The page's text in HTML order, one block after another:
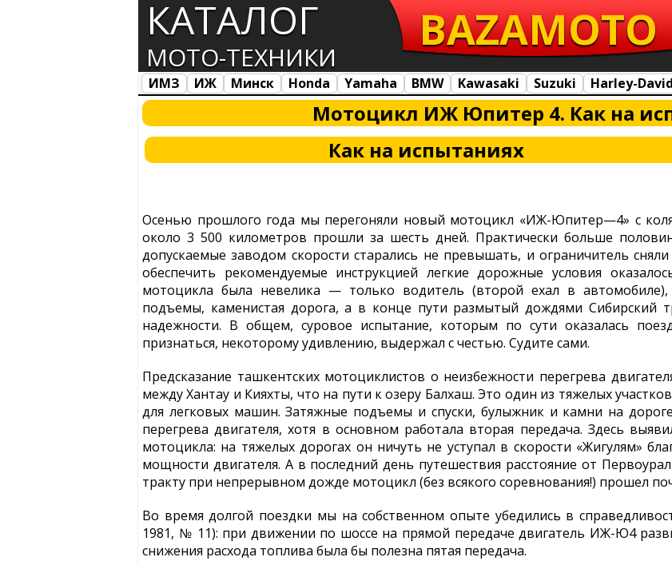
КАТАЛОГ
МОТО-ТЕХНИКИ
BAZAMOTO
ИМЗ ИЖ Минск Honda Yamaha BMW Kawasaki Suzuki Harley-
Все марки
Загрузка...
Мотоцикл ИЖ Юпитер 4. Как на
Как на испытаниях
Осенью прошлого года мы перегоняли новый мотоцикл «ИЖ-Юпитер—4» с
около 3 500 километров прошли за шесть дней. Практически больше
допускаемые заводом скорости старались не превышать, и ограничитель
обеспечить рекомендуемые инструкцией легкие дорожные условия
мотоцикла была невелика — только водитель (второй ехал в автомобиле),
подъемы, каменистая дорога, а в конце пути размытый дождями Сибирский
надежности. В общем, суровое испытание, которым по сути оказалась
признаться, некоторому удивлению, выдержал с честью. Судите сами.
Предсказание ташкентских мотоциклистов о неизбежности перегрева
между Хантау и Кияхты, что на пути к озеру Балхаш. Это один из тяжелых
для легковых машин. Затяжные подъемы и спуски, булыжник и камни на
перегрева двигателя, хотя в основном работала вторая передача. Здесь
мотоцикла: на тяжелых дорогах он ничуть не уступал в скорости «Жигулям»
мощности двигателя. А в последний день путешествия расстояние от
тракту при непрерывном дожде мотоцикл (без всякого соревнования!) прошел
Во время долгой поездки мы на собственном опыте убедились в
1981, № 11): при движении по шоссе на прямой передаче двигатель ИЖ-Ю4
снижения расхода топлива была бы полезна пятая передача.